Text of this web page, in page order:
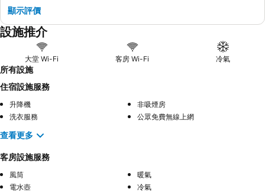
顯示評價
設施推介
大堂 Wi-Fi 客房 Wi-Fi 冷氣
所有設施
住宿設施服務
升降機
非吸煙房
洗衣服務
公眾免費無線上網
查看更多
客房設施服務
風筒
暖氣
電水壺
冷氣